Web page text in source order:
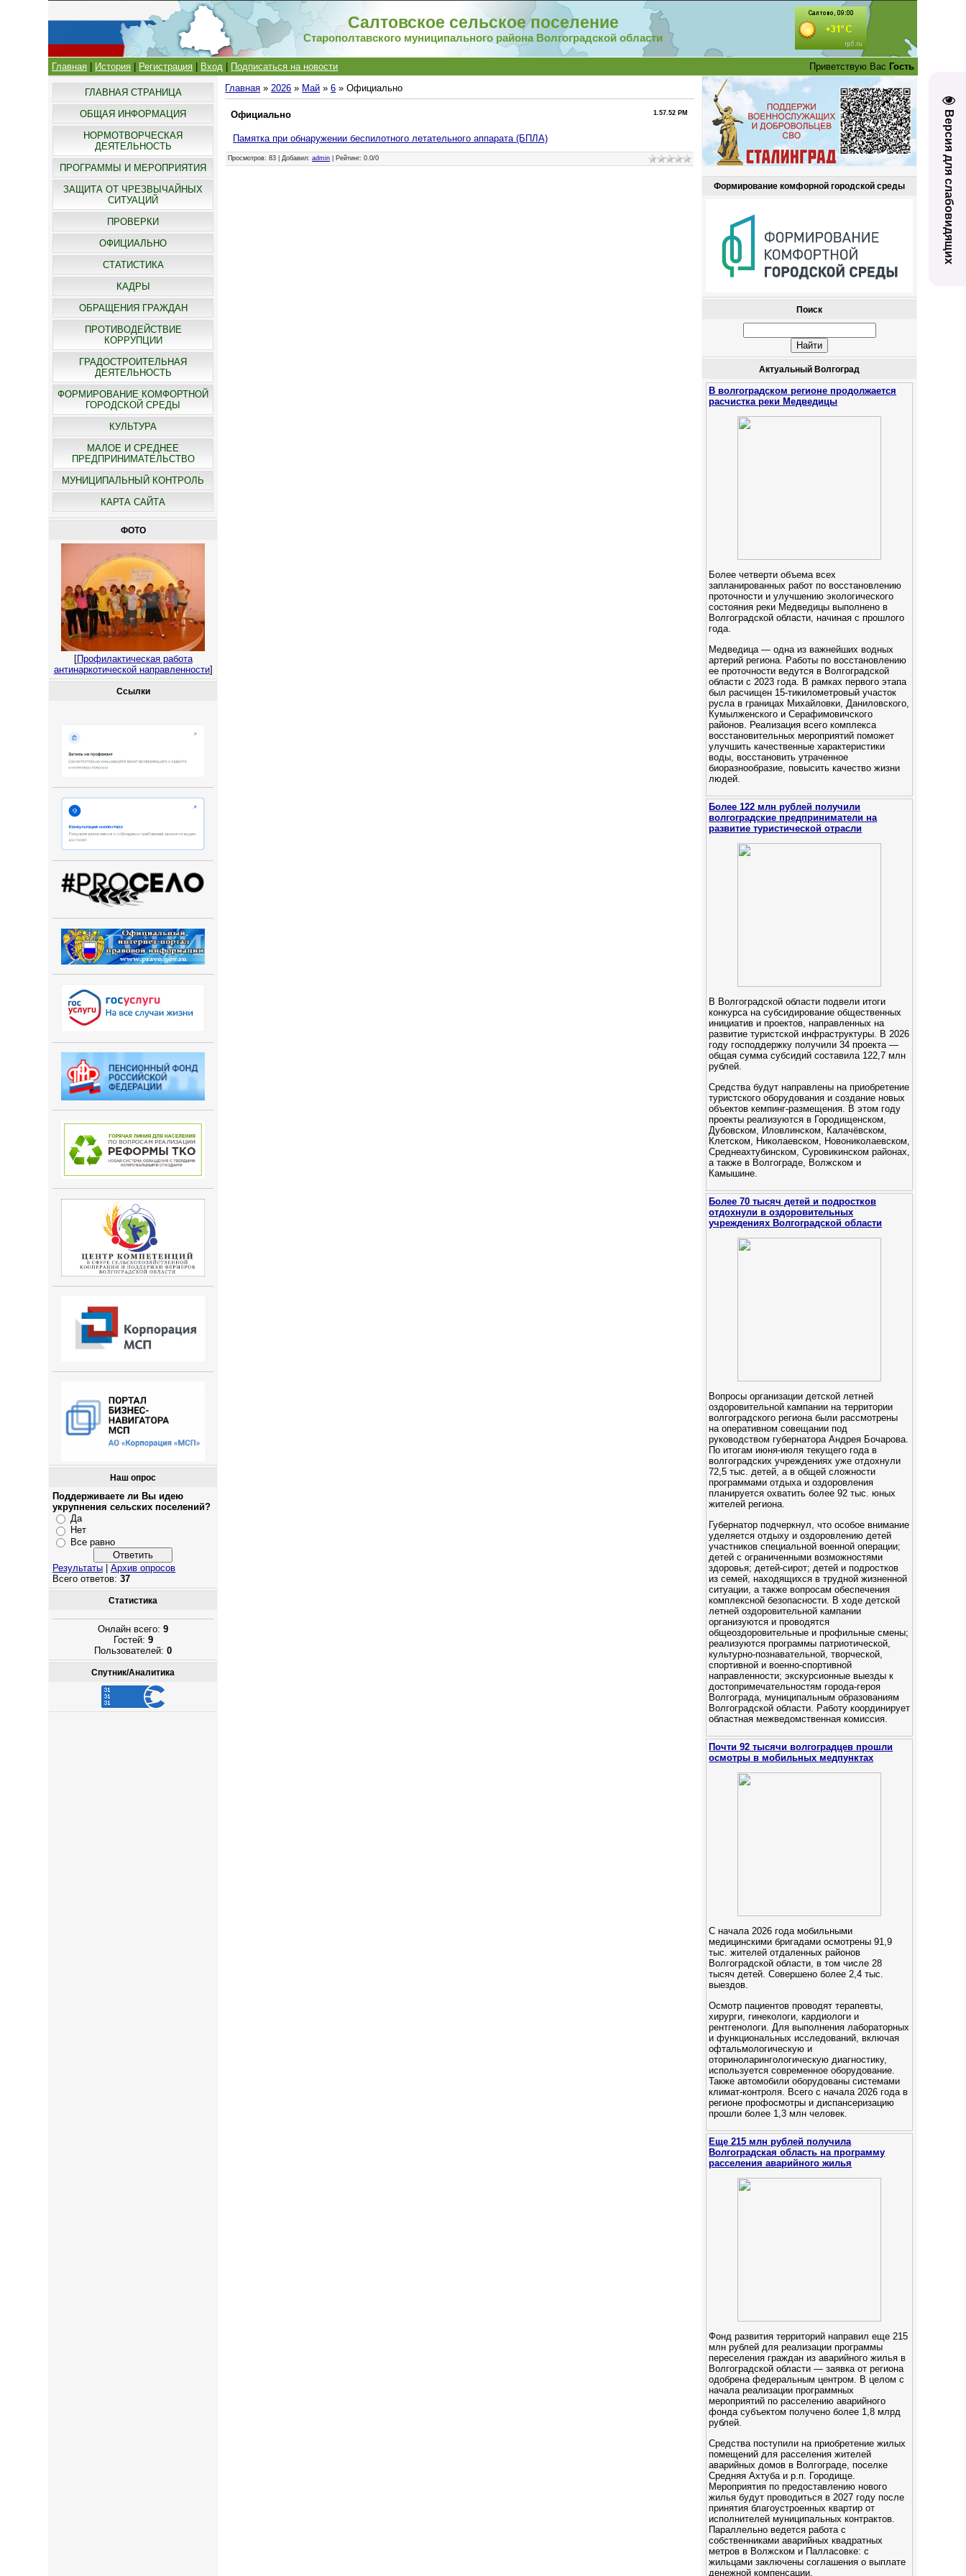
Версия для слабовидящих
Салтовское сельское поселение
Старополтавского муниципального района Волгоградской области
Главная История Регистрация Вход Подписаться на новости Приветствую Вас Гость
ГЛАВНАЯ СТРАНИЦА
ОБЩАЯ ИНФОРМАЦИЯ
НОРМОТВОРЧЕСКАЯ
ДЕЯТЕЛЬНОСТЬ
ПРОГРАММЫ И МЕРОПРИЯТИЯ
ЗАЩИТА ОТ ЧРЕЗВЫЧАЙНЫХ
СИТУАЦИЙ
ПРОВЕРКИ
ОФИЦИАЛЬНО
СТАТИСТИКА
КАДРЫ
ОБРАЩЕНИЯ ГРАЖДАН
ПРОТИВОДЕЙСТВИЕ
КОРРУПЦИИ
ГРАДОСТРОИТЕЛЬНАЯ
ДЕЯТЕЛЬНОСТЬ
ФОРМИРОВАНИЕ КОМФОРТНОЙ
ГОРОДСКОЙ СРЕДЫ
КУЛЬТУРА
МАЛОЕ И СРЕДНЕЕ
ПРЕДПРИНИМАТЕЛЬСТВО
МУНИЦИПАЛЬНЫЙ КОНТРОЛЬ
КАРТА САЙТА
ФОТО
[Профилактическая работа
антинаркотической направленности]
Ссылки
Наш опрос
Поддерживаете ли Вы идею
укрупнения сельских поселений?
Да
Нет
Все равно
Результаты |Архив опросов
Всего ответов:37
Статистика
Онлайн всего:9
Гостей: 9
Пользователей:0
Спутник/Аналитика
Главная »2026 » Май » 6 » Официально
1.57.52 PM
Официально
Памятка при обнаружении беспилотного летательного аппарата (БПЛА)
Просмотров: 83 |Добавил:admin Рейтинг:0.0/0
Формирование комфорной городской среды
Поиск
Актуальный Волгоград
В волгоградском регионе продолжается
расчистка реки Медведицы
Более четверти объема всех
запланированных работ по восстановлению
проточности и улучшению экологического
состояния реки Медведицы выполнено в
Волгоградской области, начиная с прошлого
года.
Медведица — одна из важнейших водных
артерий региона. Работы по восстановлению
ее проточности ведутся в Волгоградской
области с 2023 года. В рамках первого этапа
был расчищен 15-тикилометровый участок
русла в границах Михайловки, Даниловского,
Кумылженского и Серафимовичского
районов. Реализация всего комплекса
восстановительных мероприятий поможет
улучшить качественные характеристики
воды, восстановить утраченное
биоразнообразие, повысить качество жизни
людей.
Более 122 млн рублей получили
волгоградские предприниматели на
развитие туристической отрасли
В Волгоградской области подвели итоги
конкурса на субсидирование общественных
инициатив и проектов, направленных на
развитие туристской инфраструктуры. В 2026
году господдержку получили 34 проекта —
общая сумма субсидий составила 122,7 млн
рублей.
Средства будут направлены на приобретение
туристского оборудования и создание новых
объектов кемпинг‑размещения. В этом году
проекты реализуются в Городищенском,
Дубовском, Иловлинском, Калачёвском,
Клетском, Николаевском, Новониколаевском,
Среднеахтубинском, Суровикинском районах,
а также в Волгограде, Волжском и
Камышине.
Более 70 тысяч детей и подростков
отдохнули в оздоровительных
учреждениях Волгоградской области
Вопросы организации детской летней
оздоровительной кампании на территории
волгоградского региона были рассмотрены
на оперативном совещании под
руководством губернатора Андрея Бочарова.
По итогам июня-июля текущего года в
волгоградских учреждениях уже отдохнули
72,5 тыс. детей, а в общей сложности
программами отдыха и оздоровления
планируется охватить более 92 тыс. юных
жителей региона.
Губернатор подчеркнул, что особое внимание
уделяется отдыху и оздоровлению детей
участников специальной военной операции;
детей с ограниченными возможностями
здоровья; детей-сирот; детей и подростков
из семей, находящихся в трудной жизненной
ситуации, а также вопросам обеспечения
комплексной безопасности. В ходе детской
летней оздоровительной кампании
организуются и проводятся
общеоздоровительные и профильные смены;
реализуются программы патриотической,
культурно-познавательной, творческой,
спортивной и военно-спортивной
направленности; экскурсионные выезды к
достопримечательностям города-героя
Волгограда, муниципальным образованиям
Волгоградской области. Работу координирует
областная межведомственная комиссия.
Почти 92 тысячи волгоградцев прошли
осмотры в мобильных медпунктах
С начала 2026 года мобильными
медицинскими бригадами осмотрены 91,9
тыс. жителей отдаленных районов
Волгоградской области, в том числе 28
тысяч детей. Cовершено более 2,4 тыс.
выездов.
Осмотр пациентов проводят терапевты,
хирурги, гинекологи, кардиологи и
рентгенологи. Для выполнения лабораторных
и функциональных исследований, включая
офтальмологическую и
оториноларингологическую диагностику,
используется современное оборудование.
Также автомобили оборудованы системами
климат-контроля. Всего с начала 2026 года в
регионе профосмотры и диспансеризацию
прошли более 1,3 млн человек.
Еще 215 млн рублей получила
Волгоградская область на программу
расселения аварийного жилья
Фонд развития территорий направил еще 215
млн рублей для реализации программы
переселения граждан из аварийного жилья в
Волгоградской области — заявка от региона
одобрена федеральным центром. В целом с
начала реализации программных
мероприятий по расселению аварийного
фонда субъектом получено более 1,8 млрд
рублей.
Средства поступили на приобретение жилых
помещений для расселения жителей
аварийных домов в Волгограде, поселке
Средняя Ахтуба и р.п. Городище.
Мероприятия по предоставлению нового
жилья будут проводиться в 2027 году после
принятия благоустроенных квартир от
исполнителей муниципальных контрактов.
Параллельно ведется работа с
собственниками аварийных квадратных
метров в Волжском и Палласовке: с
жильцами заключены соглашения о выплате
денежной компенсации.